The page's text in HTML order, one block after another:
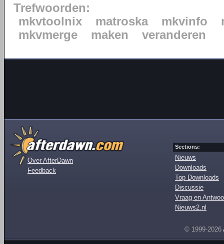
Trefwoorden:
mkvtoolnix
matroska mkvinfo
mkvmerge
maken veranderen
Over AfterDawn
Feedback
Sections:
Nieuws
Downloads
Top Downloads
Discussie
Vraag en
Nieuws2.nl
© 1999-2026